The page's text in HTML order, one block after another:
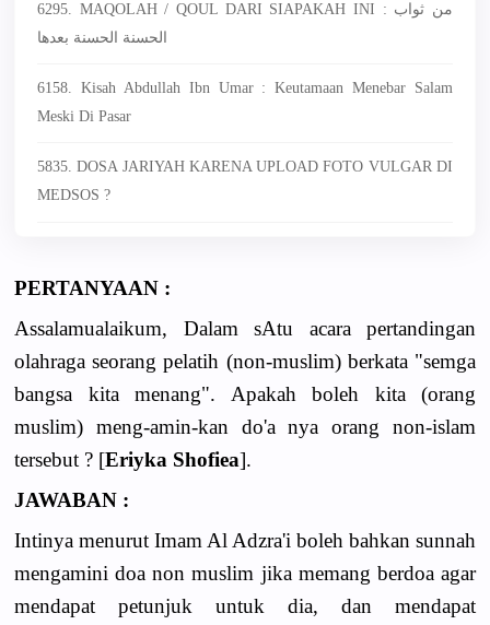
6295. MAQOLAH / QOUL DARI SIAPAKAH INI : من ثواب
الحسنة الحسنة بعدها
6158. Kisah Abdullah Ibn Umar : Keutamaan Menebar Salam
Meski Di Pasar
5835. DOSA JARIYAH KARENA UPLOAD FOTO VULGAR DI
MEDSOS ?
PERTANYAAN :
Assalamualaikum, Dalam sAtu acara pertandingan
olahraga seorang pelatih (non-muslim) berkata "semga
bangsa kita menang". Apakah boleh kita (orang
muslim) meng-amin-kan do'a nya orang non-islam
tersebut ? [Eriyka Shofiea].
JAWABAN :
Intinya menurut Imam Al Adzra'i boleh bahkan sunnah
mengamini doa non muslim jika memang berdoa agar
mendapat petunjuk untuk dia, dan mendapat